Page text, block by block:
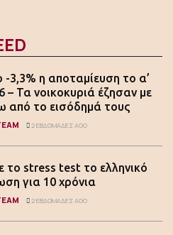
3,3% η αποταμίευση το α’
– Τα νοικοκυριά έζησαν με
από το εισόδημά τους
2 ΕΒΔΟΜΆΔΕΣ AGO
το stress test το ελληνικό
για 10 χρόνια
2 ΕΒΔΟΜΆΔΕΣ AGO